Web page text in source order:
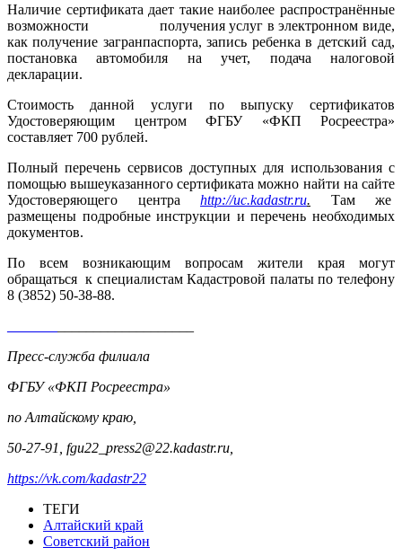
Наличие сертификата дает такие наиболее распространённые
возможности получения услуг в электронном виде,
как получение загранпаспорта, запись ребенка в детский сад,
постановка автомобиля на учет, подача налоговой
декларации.
Стоимость данной услуги по выпуску сертификатов
Удостоверяющим центром ФГБУ «ФКП Росреестра»
составляет 700 рублей.
Полный перечень сервисов доступных для использования с
помощью вышеуказанного сертификата можно найти на сайте
Удостоверяющего центра http://uc.kadastr.ru. Там же
размещены подробные инструкции и перечень необходимых
документов.
По всем возникающим вопросам жители края могут
обращаться к специалистам Кадастровой палаты по телефону
8 (3852) 50-38-88.
Пресс-служба филиала
ФГБУ «ФКП Росреестра»
по Алтайскому краю,
50-27-91, fgu22_ press2@22.kadastr.ru
https://vk.com/kadastr22
ТЕГИ
Алтайский край
Советский район